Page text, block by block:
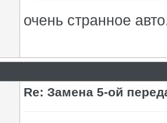
очень странное
Re: Замена 5-ой